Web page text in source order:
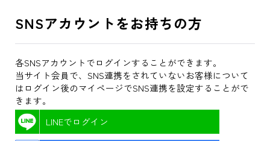
SNSアカウントをお持ちの方
各SNSアカウントでログインすることができます。
当サイト会員で、SNS連携をされていないお客様について
はログイン後のマイページでSNS連携を設定することがで
きます。
LINEでログイン